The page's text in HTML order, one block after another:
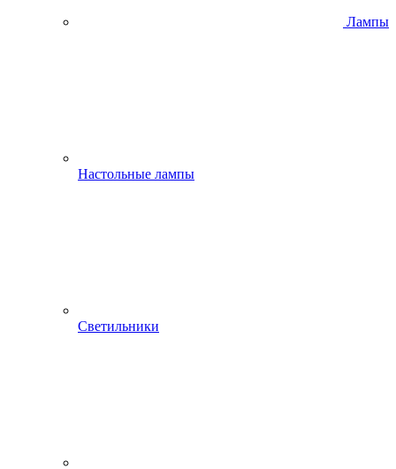
Лампы
Настольные лампы
Светильники